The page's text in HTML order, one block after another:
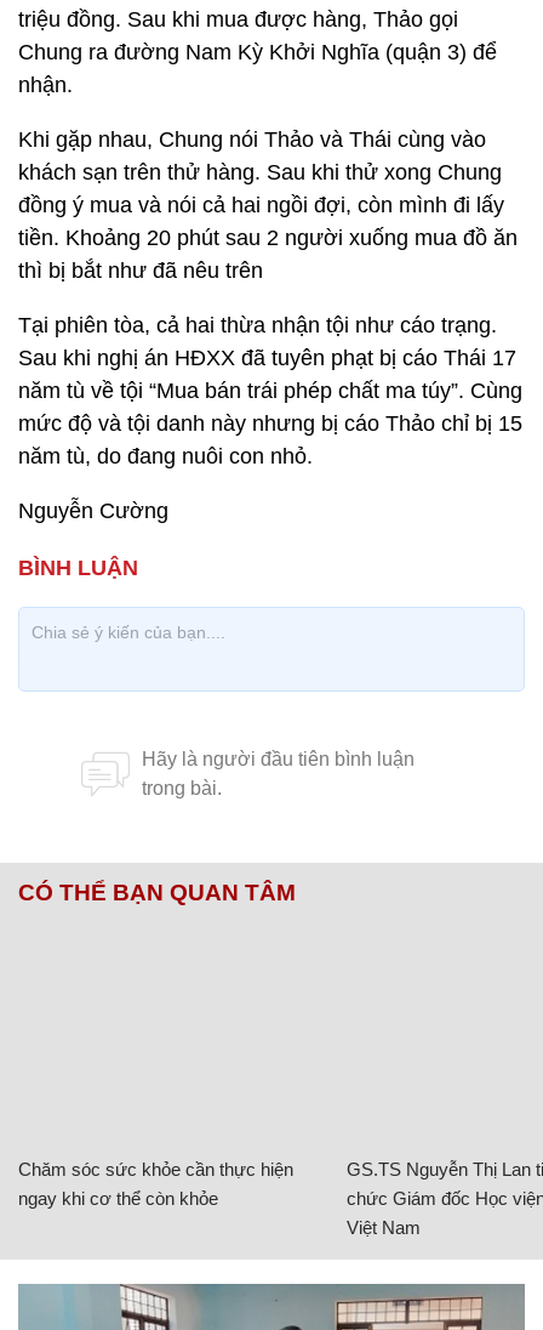
triệu đồng. Sau khi mua được hàng, Thảo gọi
Chung ra đường Nam Kỳ Khởi Nghĩa (quận 3) để
nhận.
Khi gặp nhau, Chung nói Thảo và Thái cùng vào
khách sạn trên thử hàng. Sau khi thử xong Chung
đồng ý mua và nói cả hai ngồi đợi, còn mình đi lấy
tiền. Khoảng 20 phút sau 2 người xuống mua đồ ăn
thì bị bắt như đã nêu trên
Tại phiên tòa, cả hai thừa nhận tội như cáo trạng.
Sau khi nghị án HĐXX đã tuyên phạt bị cáo Thái 17
năm tù về tội “Mua bán trái phép chất ma túy”. Cùng
mức độ và tội danh này nhưng bị cáo Thảo chỉ bị 15
năm tù, do đang nuôi con nhỏ.
Nguyễn Cường
CÓ THỂ BẠN QUAN TÂM
Chăm sóc sức khỏe cần thực hiện
ngay khi cơ thể còn khỏe
GS.TS Nguyễn Thị Lan
chức Giám đốc Học
Việt Nam